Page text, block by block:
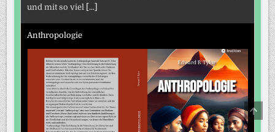
und mit so viel
[...]
Anthropologie
TO
TOP